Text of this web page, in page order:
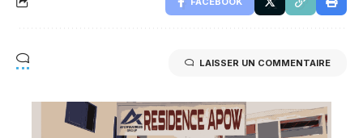
LAISSER UN COMMENTAIRE